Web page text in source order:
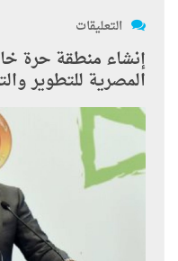
التعليقات
إنشاء منطقة حرة
المصرية للتطوير